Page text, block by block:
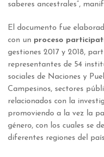
saberes ancestrales”,
El documento fue
con un proceso
gestiones 2017 y 2018,
representantes de 54
sociales de Naciones y
Campesinos, sectores
relacionados con la
promoviendo a la vez la
género, con los cuales se
diferentes regiones del